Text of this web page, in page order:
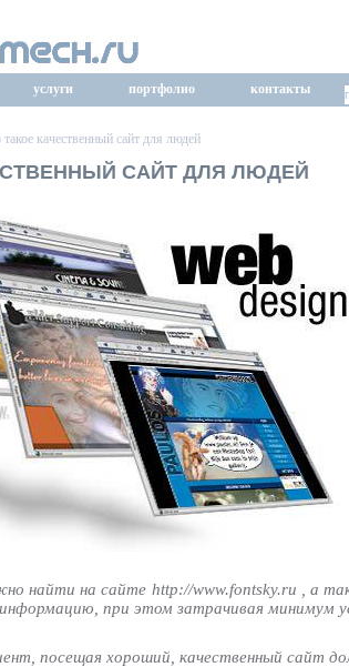
услуги портфолио контакты
качественный сайт для людей
САЙТ ДЛЯ ЛЮДЕЙ
найти на сайте http://www.fontsky.ru , а
при этом затрачивая минимум
посещая хороший, качественный сайт